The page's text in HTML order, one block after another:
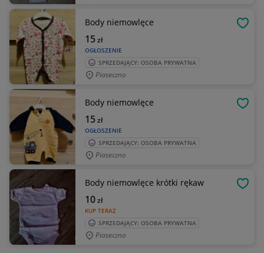
Body niemowlęce
OGŁOSZENIE
15zł
SPRZEDAJĄCY: OSOBA PRYWATNA
Piaseczno
Body niemowlęce
OGŁOSZENIE
15zł
SPRZEDAJĄCY: OSOBA PRYWATNA
Piaseczno
Body niemowlęce krótki rękaw
KUP TERAZ
10zł
SPRZEDAJĄCY: OSOBA PRYWATNA
Piaseczno